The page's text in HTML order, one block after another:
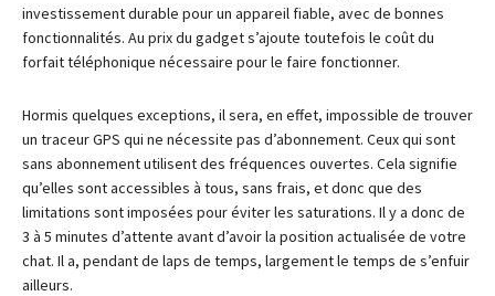
investissement durable pour un appareil fiable, avec de bonnes
fonctionnalités. Au prix du gadget s’ajoute toutefois le coût du
forfait téléphonique nécessaire pour le faire fonctionner.
Hormis quelques exceptions, il sera, en effet, impossible de trouver
un traceur GPS qui ne nécessite pas d’abonnement. Ceux qui sont
sans abonnement utilisent des fréquences ouvertes. Cela signifie
qu’elles sont accessibles à tous, sans frais, et donc que des
limitations sont imposées pour éviter les saturations. Il y a donc de
3 à 5 minutes d’attente avant d’avoir la position actualisée de votre
chat. Il a, pendant de laps de temps, largement le temps de s’enfuir
ailleurs.